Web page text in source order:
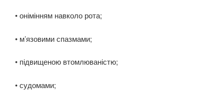
• онімінням навколо рота;
• м’язовими спазмами;
• підвищеною втомлюваністю;
• судомами;